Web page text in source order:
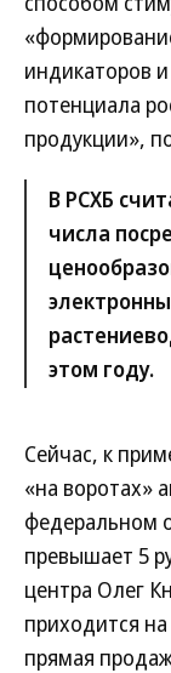
индикаторов
потенциала
продукции»,
В РСХБ
числа
этом году.
Сейчас, к
«на воротах»
федеральном
превышает 5
центра Олег
приходится
прямая